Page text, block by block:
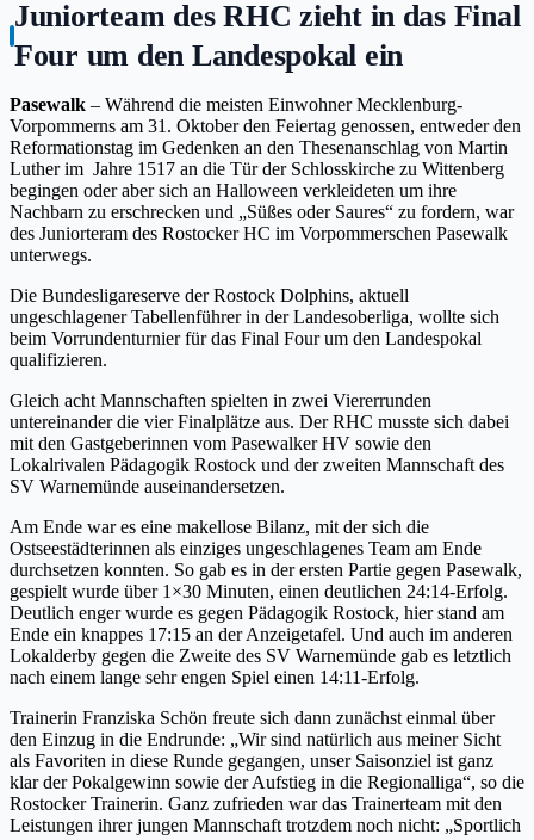
Juniorteam des RHC zieht in das Final
Four um den Landespokal ein
Pasewalk – Während die meisten Einwohner Mecklenburg-
Vorpommerns am 31. Oktober den Feiertag genossen, entweder den
Reformationstag im Gedenken an den Thesenanschlag von Martin
Luther im Jahre 1517 an die Tür der Schlosskirche zu Wittenberg
begingen oder aber sich an Halloween verkleideten um ihre
Nachbarn zu erschrecken und „Süßes oder Saures“ zu fordern, war
des Juniorteram des Rostocker HC im Vorpommerschen Pasewalk
unterwegs.
Die Bundesligareserve der Rostock Dolphins, aktuell
ungeschlagener Tabellenführer in der Landesoberliga, wollte sich
beim Vorrundenturnier für das Final Four um den Landespokal
qualifizieren.
Gleich acht Mannschaften spielten in zwei Viererrunden
untereinander die vier Finalplätze aus. Der RHC musste sich dabei
mit den Gastgeberinnen vom Pasewalker HV sowie den
Lokalrivalen Pädagogik Rostock und der zweiten Mannschaft des
SV Warnemünde auseinandersetzen.
Am Ende war es eine makellose Bilanz, mit der sich die
Ostseestädterinnen als einziges ungeschlagenes Team am Ende
durchsetzen konnten. So gab es in der ersten Partie gegen Pasewalk,
gespielt wurde über 1×30 Minuten, einen deutlichen 24:14-Erfolg.
Deutlich enger wurde es gegen Pädagogik Rostock, hier stand am
Ende ein knappes 17:15 an der Anzeigetafel. Und auch im anderen
Lokalderby gegen die Zweite des SV Warnemünde gab es letztlich
nach einem lange sehr engen Spiel einen 14:11-Erfolg.
Trainerin Franziska Schön freute sich dann zunächst einmal über
den Einzug in die Endrunde: „Wir sind natürlich aus meiner Sicht
als Favoriten in diese Runde gegangen, unser Saisonziel ist ganz
klar der Pokalgewinn sowie der Aufstieg in die Regionalliga“, so die
Rostocker Trainerin. Ganz zufrieden war das Trainerteam mit den
Leistungen ihrer jungen Mannschaft trotzdem noch nicht: „Sportlich